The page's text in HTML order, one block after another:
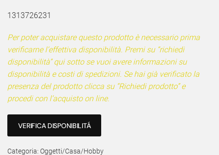
1313726231
Per poter acquistare questo prodotto è necessario prima
verificarne l’effettiva disponibilità. Premi su “richiedi
disponibilità” qui sotto se vuoi avere informazioni su
disponibilità e costi di spedizioni. Se hai già verificato la
presenza del prodotto clicca su “Richiedi prodotto” e
procedi con l’acquisto on line.
VERIFICA DISPONIBILITÁ
Categoria: Oggetti/Casa/Hobby